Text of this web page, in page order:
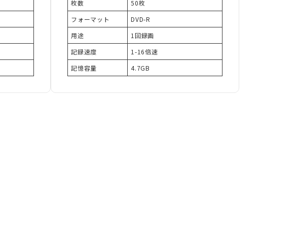
枚数
50枚
フォーマット
DVD-R
用途
1回録画
記録速度
1-16倍速
記憶容量
4.7GB